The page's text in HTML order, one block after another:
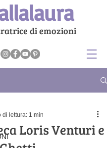
di emozioni
Loris Venturi e
di lettura: 1 min